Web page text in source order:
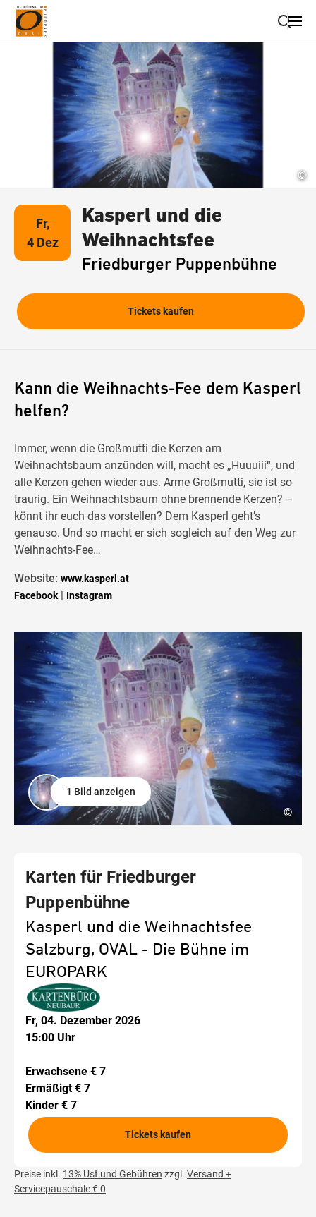
Suche schließen
Wegbeschreibung erhalten
©
Fr,
4 Dez
Kasperl und die
Weihnachtsfee
Friedburger Puppenbühne
Tickets kaufen
Kann die Weihnachts-Fee dem Kasperl
helfen?
Immer, wenn die Großmutti die Kerzen am
Weihnachtsbaum anzünden will, macht es „Huuuiii“, und
alle Kerzen gehen wieder aus. Arme Großmutti, sie ist so
traurig. Ein Weihnachtsbaum ohne brennende Kerzen? –
könnt ihr euch das vorstellen? Dem Kasperl geht’s
genauso. Und so macht er sich sogleich auf den Weg zur
Weihnachts-Fee…
Website: www.kasperl.at
Facebook| Instagram
©
1 Bild anzeigen
Karten für Friedburger
Puppenbühne
Kasperl und die Weihnachtsfee
Salzburg, OVAL - Die Bühne im
EUROPARK
Fr, 04. Dezember 2026
15:00 Uhr
Erwachsene € 7
Ermäßigt € 7
Kinder € 7
Tickets kaufen
Preise inkl. 13% Ust und Gebühren zzgl. Versand +
Servicepauschale € 0